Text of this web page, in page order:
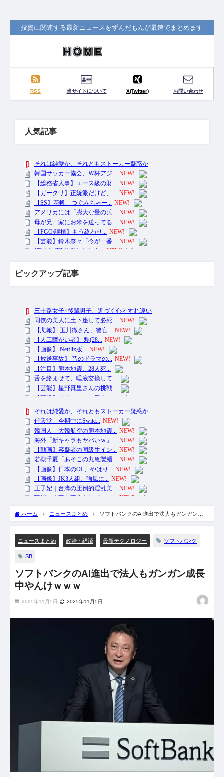
投資に関連する最新ニュースをずんだもんが最速でまとめます
RSS 当サイトについて X(Twitter) お問い合わせ
人気記事
ピックアップ記事
ホーム ニュースまとめ
ソフトバンクのAI進出で法人もガンガン成
ニュースまとめ 政治・経済 最新テクノロジー ソフトバンク
SB
ソフトバンクのAI進出で法人もガンガン成長
中やんけｗｗｗ
2025年11月5日 2025年11月5日